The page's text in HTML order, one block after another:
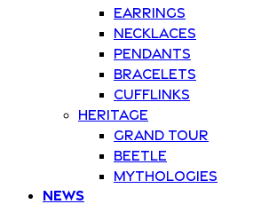
Earrings
Necklaces
Pendants
Bracelets
Cufflinks
Heritage
Grand Tour
Beetle
Mythologies
News